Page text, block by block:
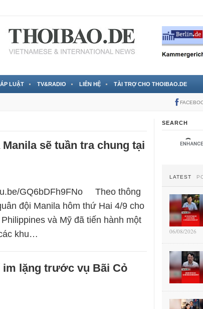
LUẬT TV&RADIO LIÊN HỆ TÀI TRỢ CHO THOIBAO.DE
sẽ tuần tra chung tại
GQ6bDFh9FNo Theo thông
đội Manila hôm thứ Hai 4/9 cho
và Mỹ đã tiến hành một
khu…
im lặng trước vụ Bãi Cỏ
SEARCH
LATEST
06/08/2026